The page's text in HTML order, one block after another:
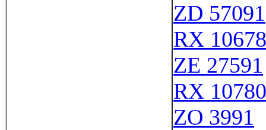
ZD 57091
RX 10678
ZE 27591
RX 10780
ZO 3991